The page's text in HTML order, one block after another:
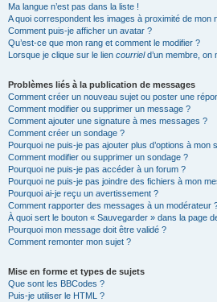
Ma langue n’est pas dans la liste !
A quoi correspondent les images à proximité de mon
Comment puis-je afficher un avatar ?
Qu’est-ce que mon rang et comment le modifier ?
Lorsque je clique sur le lien courrield’un membre, on
Problèmes liés à la publication de messages
Comment créer un nouveau sujet ou poster une
Comment modifier ou supprimer un message ?
Comment ajouter une signature à mes messages ?
Comment créer un sondage ?
Pourquoi ne puis-je pas ajouter plus d’options à mon
Comment modifier ou supprimer un sondage ?
Pourquoi ne puis-je pas accéder à un forum ?
Pourquoi ne puis-je pas joindre des fichiers à mon
Pourquoi ai-je reçu un avertissement ?
Comment rapporter des messages à un modérateur
À quoi sert le bouton « Sauvegarder » dans la page
Pourquoi mon message doit être validé ?
Comment remonter mon sujet ?
Mise en forme et types de sujets
Que sont les BBCodes ?
Puis-je utiliser le HTML ?